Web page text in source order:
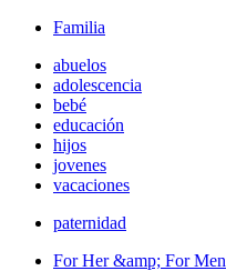
Familia
abuelos
adolescencia
bebé
educación
hijos
jovenes
vacaciones
paternidad
For Her &amp; For Men